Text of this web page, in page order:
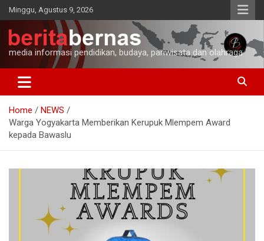
Skip
to
content
Minggu, Agustus 9, 2026
media informasi pendidikan, budaya, pariwisata dan olahraga
Home
NEWS
Warga Yogyakarta Memberikan Kerupuk Mlempem Award
kepada Bawaslu